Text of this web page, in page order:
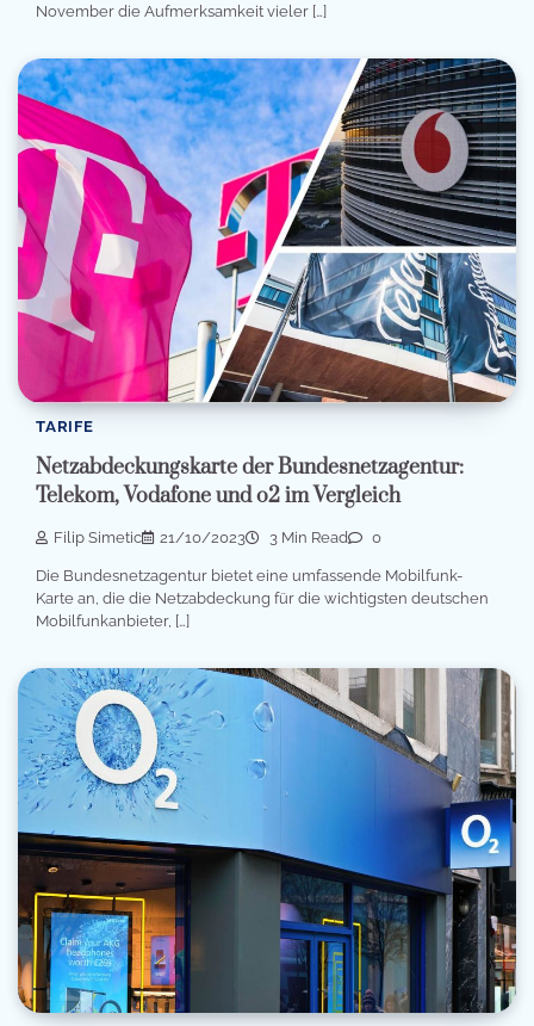
November die Aufmerksamkeit vieler […]
TARIFE
Netzabdeckungskarte der Bundesnetzagentur:
Telekom, Vodafone und o2 im Vergleich
Filip Simetic 21/10/2023 3 Min Read 0
Die Bundesnetzagentur bietet eine umfassende Mobilfunk-
Karte an, die die Netzabdeckung für die wichtigsten deutschen
Mobilfunkanbieter, […]